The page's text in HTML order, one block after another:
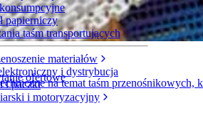
na temat taśm przenośnikowych,
papierniczy
taśm transportujących
materiałów
i dystrybucja
i paczki
i motoryzacyjny
z kompozytu
ofertowe